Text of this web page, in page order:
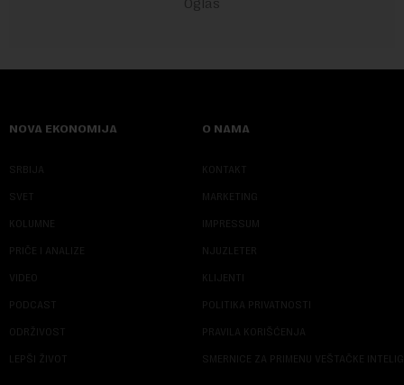
NOVA EKONOMIJA
SRBIJA
SVET
KOLUMNE
PRIČE I ANALIZE
VIDEO
PODCAST
ODRŽIVOST
LEPŠI ŽIVOT
O NAMA
KONTAKT
MARKETING
IMPRESSUM
NJUZLETER
KLIJENTI
POLITIKA PRIVATNOSTI
PRAVILA KORIŠĆENJA
SMERNICE ZA PRIMENU VEŠTAČKE